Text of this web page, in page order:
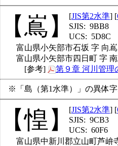
嶌 JIS第2水準
9BB8
5D8C
富山県小矢部市石坂 字 向嶌
富山県小矢部市四日町 字
第９章 河川管理
「島（第1水準）」の異体字
惶 JIS第2水準
9CB3
60F6
富山県中新川郡立山町芦峅